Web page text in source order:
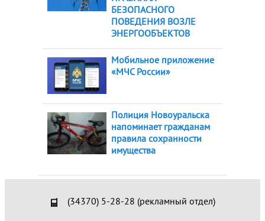
БЕЗОПАСНОГО
ПОВЕДЕНИЯ ВОЗЛЕ
ЭНЕРГООБЪЕКТОВ
Мобильное приложение
«МЧС России»
Полиция Новоуральска
напоминает гражданам
правила сохранности
имущества
(34370) 5-28-28 (рекламный отдел)